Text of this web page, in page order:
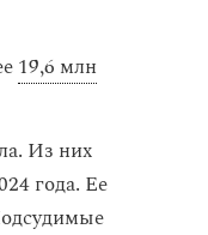
19,6 млн
Из них
года. Ее